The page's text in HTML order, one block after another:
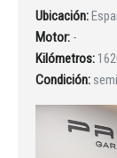
Ubicación:
Motor: -
Kilómetros:
Condición: